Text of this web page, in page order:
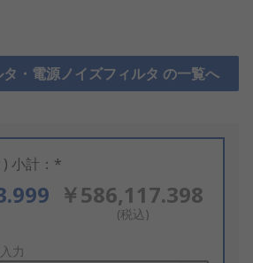
・電源ノイズフィルタ の一覧へ
) 小計：*
￥586,117.398
(税込)
力